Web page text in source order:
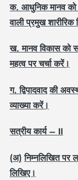
क. आधुनिक मानव को
वाली प्रमुख
ख. मानव विकास को
महत्व पर चर्चा करें।
ग.द्विपादवादकी
व्याख्या करें।
सत्रीय कार्य –II
(अ) निम्नलिखित पर
लिखिए।